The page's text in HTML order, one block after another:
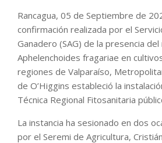
Rancagua, 05 de Septiembre de
confirmación realizada por el
Ganadero (SAG) de la presencia
Aphelenchoides fragariae en
regiones de Valparaíso,
de O’Higgins estableció la
Técnica Regional Fitosanitaria
La instancia ha sesionado en dos
por el Seremi de Agricultura,